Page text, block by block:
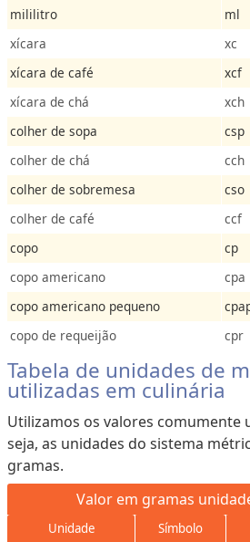
mililitro
ml
xícara
xc
xícara de café
xcf
xícara de chá
xch
colher de sopa
csp
colher de chá
cch
colher de sobremesa
cso
colher de café
ccf
copo
cp
copo americano
cpa
copo americano pequeno
copo de requeijão
cpr
Tabela de unidades de
utilizadas em culinária
Utilizamos os valores comumente
seja, as unidades do sistema
gramas.
Valor em gramas
Unidade Símbolo